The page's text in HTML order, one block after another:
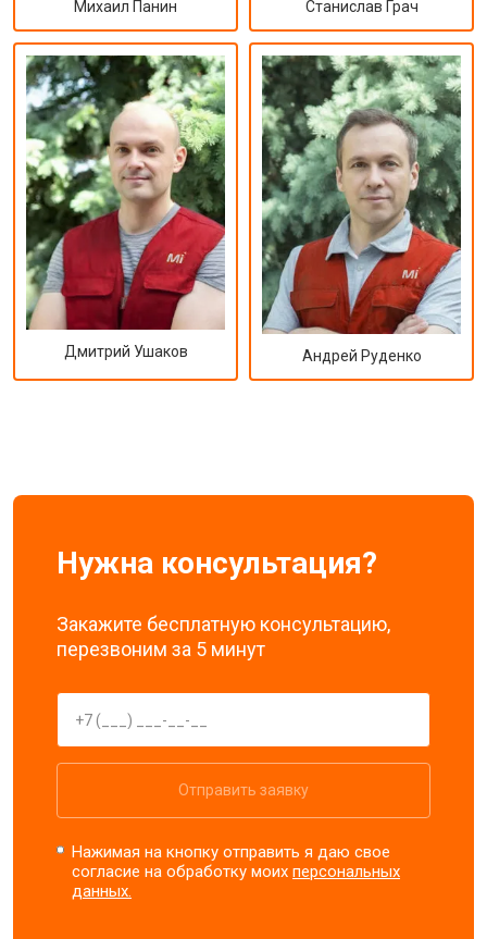
Михаил Панин Станислав Грач
Дмитрий Ушаков Андрей Руденко
Нужна консультация?
Закажите бесплатную консультацию,
перезвоним за 5 минут
Отправить заявку
Нажимая на кнопку отправить я даю свое
согласие на обработку моихперсональных
данных.